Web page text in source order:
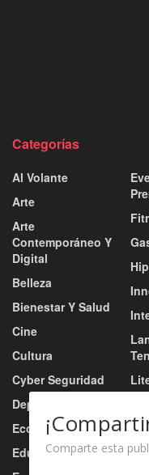
Categorías
Al Volante
Arte
Arte
Contemporáneo Y
Digital
Belleza
Bienestar Y Salud
Cine
Cultura
Cyber Seguridad
Deportes
Economía
EducaciónComparte esta